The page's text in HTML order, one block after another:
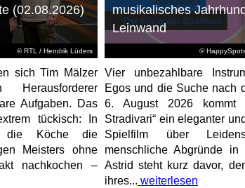
© RTL/ Hendrik Lüders
(02.08.2026)
sich Tim Mälzer
Aufgaben. Das
tückisch: In
die Köche die
Meisters ohne
nachkochen –
©
musikalisches
Leinwand
Vier unbezahlbare
Egos und die Suche nach
6. August 2026 kommt
Stradivari“ ein eleganter
Spielfilm über
menschliche Abgründe
Astrid steht kurz davor,
ihres... weiterlesen